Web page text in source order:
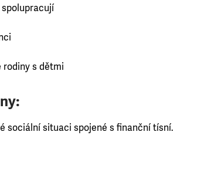
rodiny s dětmi
sociální situaci spojené s finanční tísní.